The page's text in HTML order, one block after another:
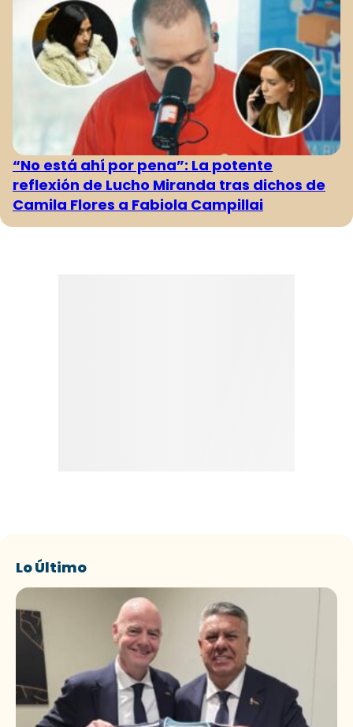
“No está ahí por pena”: La potente
reflexión de Lucho Miranda tras dichos de
Camila Flores a Fabiola Campillai
Lo Último